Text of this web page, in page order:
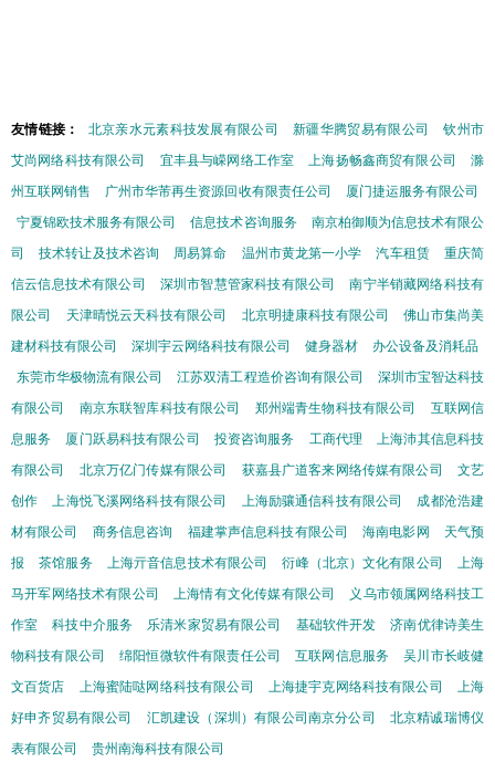
友情链接： 北京亲水元素科技发展有限公司 新疆华腾贸易有限公司
钦州市
艾尚网络科技有限公司
宜丰县与嵘网络工作室 上海扬畅鑫商贸有限公司
滁
州互联网销售
广州市华芾再生资源回收有限责任公司
厦门捷运服务有限公司
宁夏锦欧技术服务有限公司
信息技术咨询服务
南京柏御顺为信息技术有限公
司
技术转让及技术咨询 周易算命 温州市黄龙第一小学 汽车租赁
重庆简
信云信息技术有限公司
深圳市智慧管家科技有限公司
南宁半销藏网络科技有
限公司
天津晴悦云天科技有限公司 北京明捷康科技有限公司
佛山市集尚美
建材科技有限公司
深圳宇云网络科技有限公司 健身器材
办公设备及消耗品
东莞市华极物流有限公司
江苏双清工程造价咨询有限公司
深圳市宝智达科技
有限公司
南京东联智库科技有限公司 郑州端青生物科技有限公司
互联网信
息服务
厦门跃易科技有限公司 投资咨询服务 工商代理
上海沛其信息科技
有限公司
北京万亿门传媒有限公司 获嘉县广道客来网络传媒有限公司
文艺
创作
上海悦飞溪网络科技有限公司 上海励骧通信科技有限公司
成都沧浩建
材有限公司
商务信息咨询 福建掌声信息科技有限公司 海南电影网
天气预
报
茶馆服务 上海亓音信息技术有限公司 衍峰（北京）文化有限公司
上海
马开军网络技术有限公司
上海情有文化传媒有限公司
义乌市领属网络科技工
作室
科技中介服务 乐清米家贸易有限公司 基础软件开发
济南优律诗美生
物科技有限公司
绵阳恒微软件有限责任公司 互联网信息服务
吴川市长岐健
文百货店
上海蜜陆哒网络科技有限公司 上海捷宇克网络科技有限公司
上海
好申齐贸易有限公司
汇凯建设（深圳）有限公司南京分公司
北京精诚瑞博仪
表有限公司
贵州南海科技有限公司